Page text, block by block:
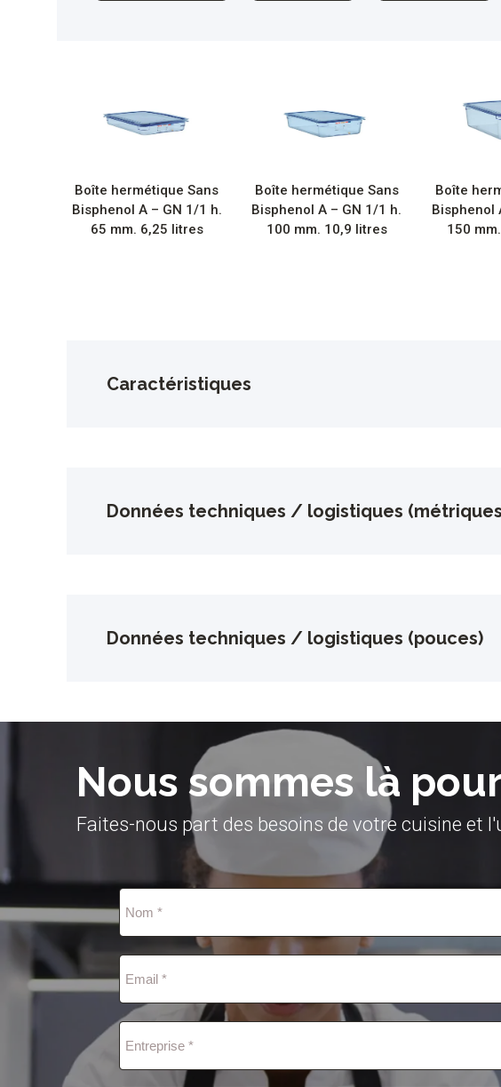
Boîte hermétique Sans
Bisphenol A – GN 1/1 h.
65 mm. 6,25 litres
Boîte hermétique Sans
Bisphenol A – GN 1/1 h.
100 mm. 10,9 litres
Boîte
Bisphenol
150
Caractéristiques
Données techniques / logistiques
Données techniques / logistiques (pouces)
Nous sommes là
Faites-nous part des besoins de votre cuisine et